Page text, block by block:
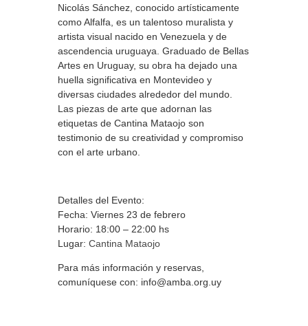
Nicolás Sánchez, conocido artísticamente
como Alfalfa, es un talentoso muralista y
artista visual nacido en Venezuela y de
ascendencia uruguaya. Graduado de Bellas
Artes en Uruguay, su obra ha dejado una
huella significativa en Montevideo y
diversas ciudades alrededor del mundo.
Las piezas de arte que adornan las
etiquetas de Cantina Mataojo son
testimonio de su creatividad y compromiso
con el arte urbano.
Detalles del Evento:
Fecha: Viernes 23 de febrero
Horario: 18:00 – 22:00 hs
Lugar: Cantina Mataojo
Para más información y reservas,
comuníquese con: info@amba.org.uy